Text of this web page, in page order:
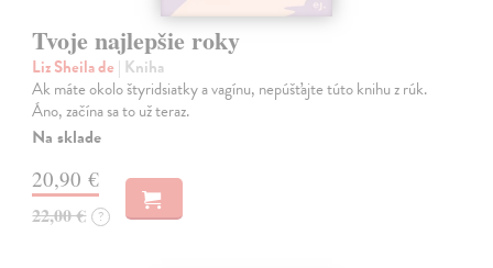
Tvoje najlepšie roky
Liz Sheila de | Kniha
Ak máte okolo štyridsiatky a vagínu, nepúšťajte túto knihu z rúk.
Áno, začína sa to už teraz.
Na sklade
20,90 €
22,00 € ?